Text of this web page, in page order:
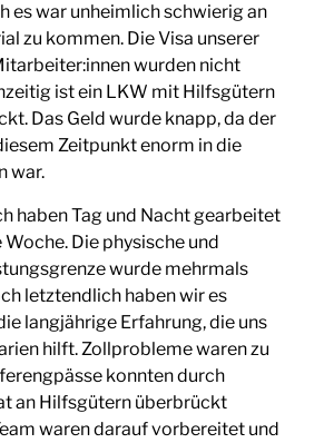
es war unheimlich schwierig an
zu kommen. Die Visa unserer
wurden nicht
ist ein LKW mit Hilfsgütern
Das Geld wurde knapp, da der
Zeitpunkt enorm in die
war.
haben Tag und Nacht gearbeitet
Woche. Die physische und
wurde mehrmals
letztendlich haben wir es
langjährige Erfahrung, die uns
hilft. Zollprobleme waren zu
konnten durch
an Hilfsgütern überbrückt
waren darauf vorbereitet und